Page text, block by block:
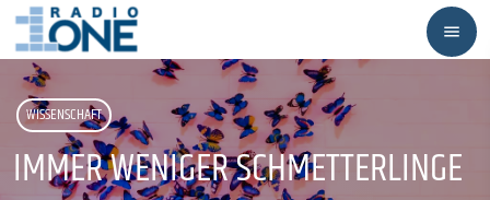
menu
WISSENSCHAFT
IMMER WENIGER SCHMETTERLINGE